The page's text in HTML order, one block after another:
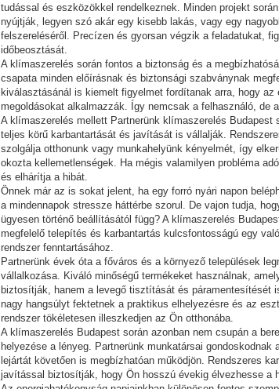
tudással és eszközökkel rendelkeznek. Minden projekt
nyújtják, legyen szó akár egy kisebb lakás, vagy egy
felszereléséről. Precízen és gyorsan végzik a feladatukat,
időbeosztását.
A klímaszerelés során fontos a biztonság és a
csapata minden előírásnak és biztonsági szabványnak
kiválasztásánál is kiemelt figyelmet fordítanak arra, hogy az
megoldásokat alkalmazzák. Így nemcsak a felhasználó, de
A klímaszerelés mellett Partnerünk klímaszerelés Budapest
teljes körű karbantartását és javítását is vállalják.
szolgálja otthonunk vagy munkahelyünk kényelmét, így
okozta kellemetlenségek. Ha mégis valamilyen probléma
és elhárítja a hibát.
Önnek már az is sokat jelent, ha egy forró nyári napon
a mindennapok stressze háttérbe szorul. De vajon tudja,
ügyesen történő beállításától függ? A klímaszerelés
megfelelő telepítés és karbantartás kulcsfontosságú egy
rendszer fenntartásához.
Partnerünk évek óta a főváros és a környező települések
vállalkozása. Kiváló minőségű termékeket használnak,
biztosítják, hanem a levegő tisztítását és páramentesítését
nagy hangsúlyt fektetnek a praktikus elhelyezésre és az
rendszer tökéletesen illeszkedjen az Ön otthonába.
A klímaszerelés Budapest során azonban nem csupán a
helyezése a lényeg. Partnerünk munkatársai gondoskodnak
lejártát követően is megbízhatóan működjön. Rendszeres
javítással biztosítják, hogy Ön hosszú évekig élvezhesse a